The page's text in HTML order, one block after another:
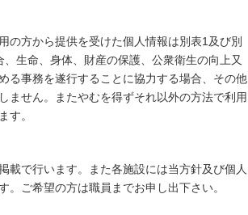
の方から提供を受けた個人情報は別表1及び別
生命、身体、財産の保護、公衆衛生の向上又
る事務を遂行することに協力する場合、その他
ません。またやむを得ずそれ以外の方法で利用
す。
載で行います。また各施設には当方針及び個人
ご希望の方は職員までお申し出下さい。